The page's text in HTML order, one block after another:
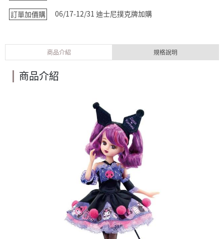
訂單加價購
06/17-12/31 迪士尼撲克牌加購
商品介紹 規格說明
商品介紹